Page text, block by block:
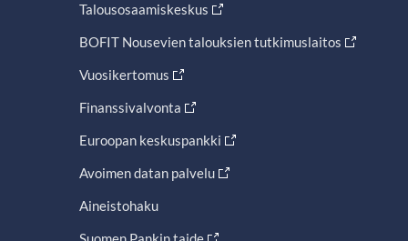
Talousosaamiskeskus
BOFIT Nousevien talouksien tutkimuslaitos
Vuosikertomus
Finanssivalvonta
Euroopan keskuspankki
Avoimen datan palvelu
Aineistohaku